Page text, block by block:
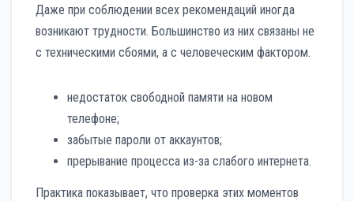
Даже при соблюдении всех рекомендаций иногда
возникают трудности. Большинство из них связаны не
с техническими сбоями, а с человеческим фактором.
недостаток свободной памяти на новом
телефоне;
забытые пароли от аккаунтов;
прерывание процесса из-за слабого интернета.
Практика показывает, что проверка этих моментов